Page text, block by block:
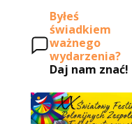
Byłeś
świadkiem
ważnego
wydarzenia?
Daj nam znać!